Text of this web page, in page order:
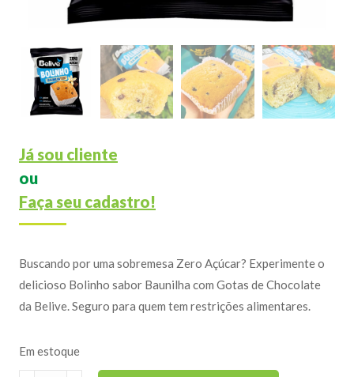
Já sou cliente
ou
Faça seu cadastro!
Buscando por uma sobremesa Zero Açúcar? Experimente o
delicioso Bolinho sabor Baunilha com Gotas de Chocolate
da Belive. Seguro para quem tem restrições alimentares.
Em estoque